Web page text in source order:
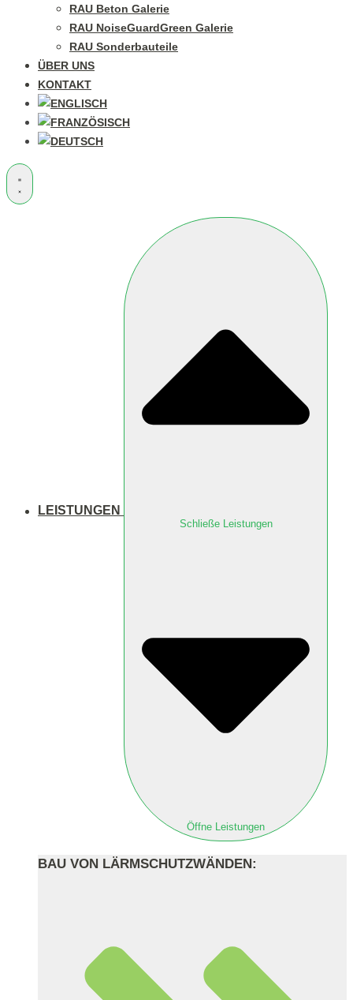
RAU Beton Galerie
RAU NoiseGuardGreen Galerie
RAU Sonderbauteile
ÜBER UNS
KONTAKT
LEISTUNGEN
Schließe Leistungen
Öffne Leistungen
BAU VON LÄRMSCHUTZWÄNDEN: